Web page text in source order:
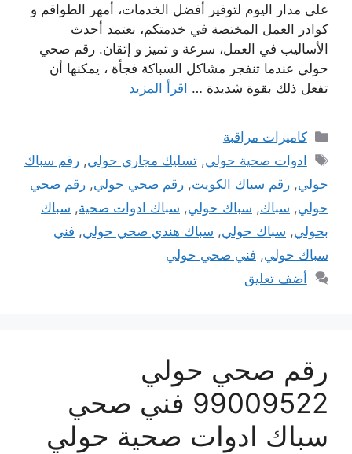
على مدار اليوم لتوفير أفضل الخدمات، أمهر الطواقم و
كوادر العمل المختصة في خدمتكم، نعتمد أحدث
الأساليب في العمل، سرعة و تميز و إتقان. رقم صحي
حولي عندما تنفجر مشاكل السباكة فجأة ، يمكنها أن
تفعل ذلك بقوة شديدة … اقرأ المزيد
التصنيفات
كاميرات مراقبة
الوسوم
ادوات صحية حولي,تسليك مجاري حولي,رقم سباك
حولي, رقم سباك الكويت, رقم صحي حولي, رقم صحي
حولي, سباك, سباك حولي, سباك ادوات صحية, سباك
بحولي, سباك حولي, سباك هندي صحي حولي, فني
سباك حولي, فني صحي حولي
أضف تعليق
رقم صحي حولي
99009522 فني صحي
سباك ادوات صحية حولي